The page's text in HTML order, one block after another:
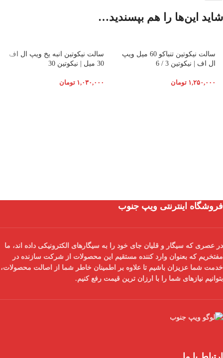
شاید این‌ها را هم بپسندید…
سالت نیکوتین تنباکو 60 میل ویپ
ال اف | نیکوتین 3 / 6
۱,۲۵۰,۰۰۰ تومان
سالت نیکوتین انبه یخ ویپ ال اف
30 میل | نیکوتین 30
۱,۰۳۰,۰۰۰ تومان
فروشگاه اینترنتی ویپ جنوب
در عصری که سیگار و قلیان جای خود را به سیگارهای الکترونیکی داده اند، ما
مفتخریم که بعنوان وارد کننده مستقیم این محصولات از شرکت سازنده در
خدمت شما عزیزان باشیم تا علاوه بر اطمینان خاطر شما از
اصالت محصولات،
بتوانیم نیازهای شما را با ارزان ترین قیمت رفع کنیم.